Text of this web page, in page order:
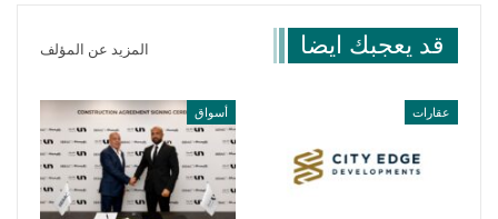
قد يعجبك ايضا المزيد عن المؤلف
عقارات أسواق